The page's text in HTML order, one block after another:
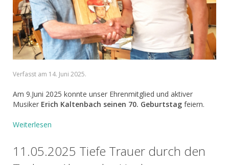
Verfasst am 14. Juni 2025.
Am 9.Juni 2025 konnte unser Ehrenmitglied und aktiver
Musiker Erich Kaltenbach seinen 70. Geburtstag feiern.
Weiterlesen
11.05.2025 Tiefe Trauer durch den